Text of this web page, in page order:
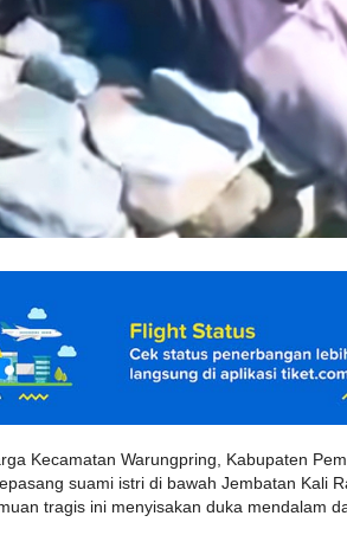
Kecamatan Warungpring, Kabupaten
suami istri di bawah Jembatan Kali
tragis ini menyisakan duka mendalam